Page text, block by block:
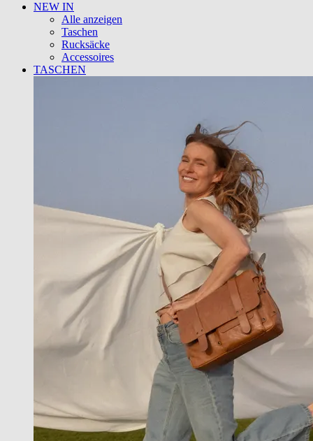
NEW IN
Alle anzeigen
Taschen
Rucksäcke
Accessoires
TASCHEN